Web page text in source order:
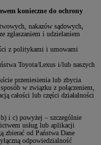
konieczne do ochrony
nakazów sądowych,
zgłaszaniem i udzielaniem
z politykami i umowami
Toyota/Lexus i/lub naszych
przeniesienia lub zbycia
w związku z połączeniem,
całości lub części działalności
i c) powyżej – szczególnie
usług lub aplikacji
zbierać od Państwa Dane
odpowiedzialność